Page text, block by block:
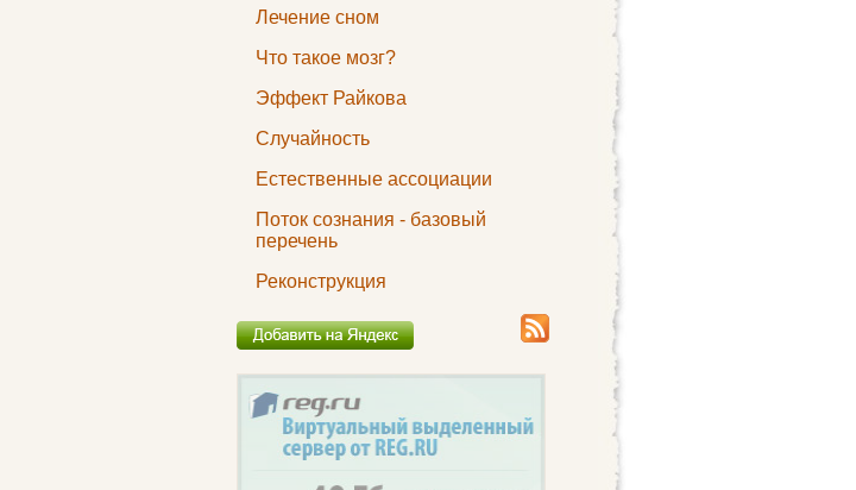
Лечение сном
Что такое мозг?
Эффект Райкова
Случайность
Естественные ассоциации
Поток сознания - базовый
перечень
Реконструкция